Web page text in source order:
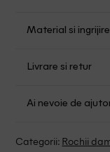
Material si ingrijire
Nu folositi
Nu uscati in
Spalare cu
Livrare si retur
mare de 149.00 lei.
Ai nevoie de
Categorii: Rochii